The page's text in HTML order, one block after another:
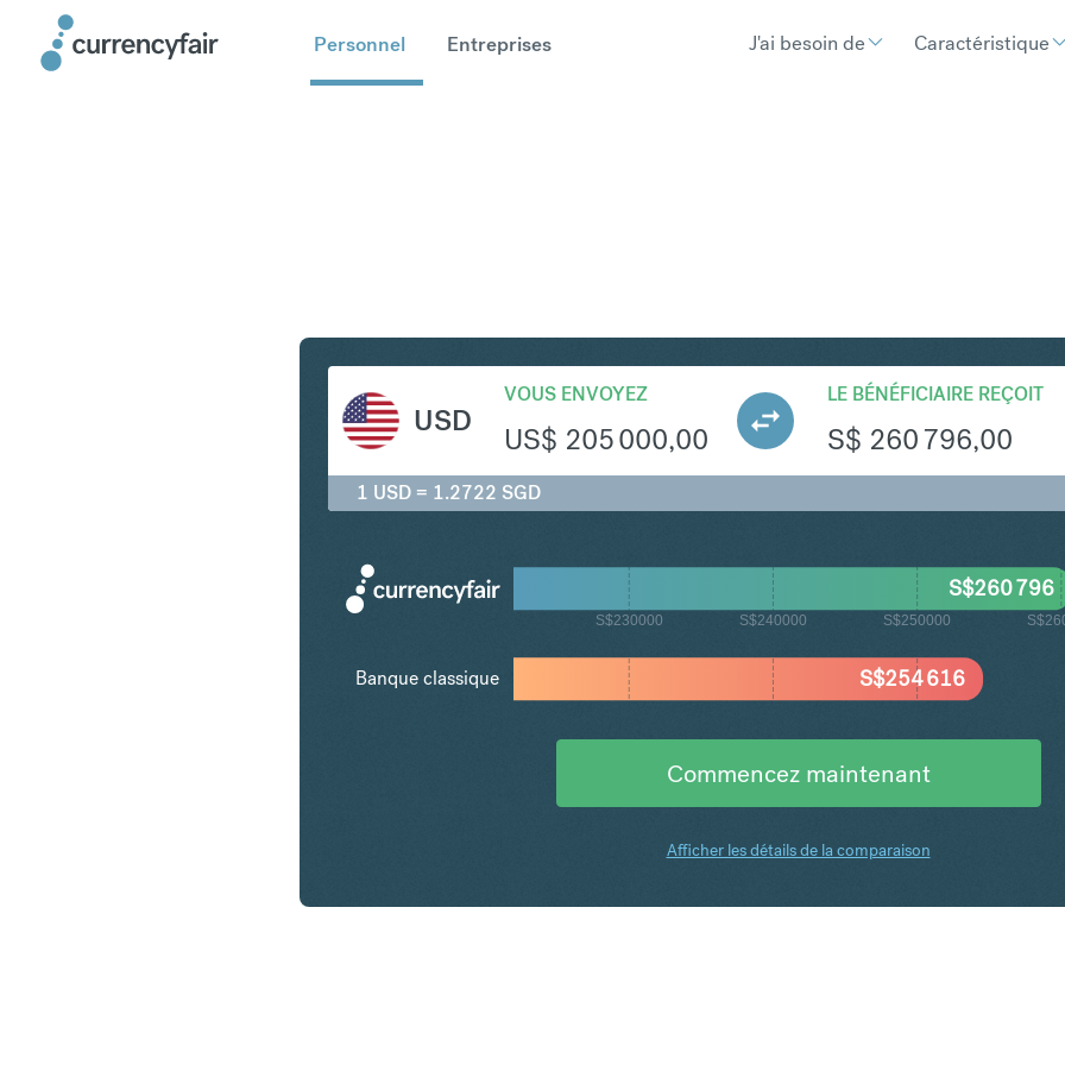
Personnel Entreprises J'ai besoin de Caractéristique
USD
VOUS ENVOYEZ
US$ 205 000,00
LE BÉNÉFICIAIRE REÇOIT
S$ 260 796,00
1 USD = 1.2722 SGD
S$230000 S$240000 S$250000
S$254 616
S$260 796
Banque classique
Commencez maintenant
Afficher les détails de la comparaison